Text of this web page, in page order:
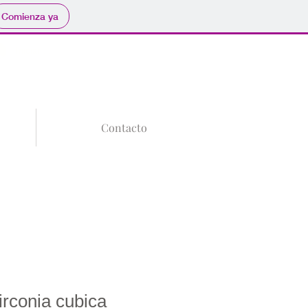
Comienza ya
Contacto
cubica